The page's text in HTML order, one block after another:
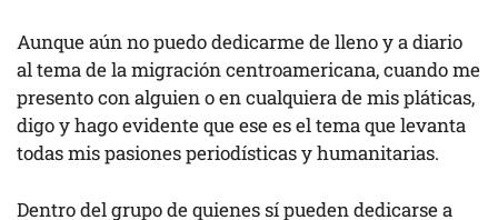
Aunque aún no puedo dedicarme de lleno y a diario
al tema de la migración centroamericana, cuando me
presento con alguien o en cualquiera de mis pláticas,
digo y hago evidente que ese es el tema que levanta
todas mis pasiones periodísticas y humanitarias.
Dentro del grupo de quienes sí pueden dedicarse a